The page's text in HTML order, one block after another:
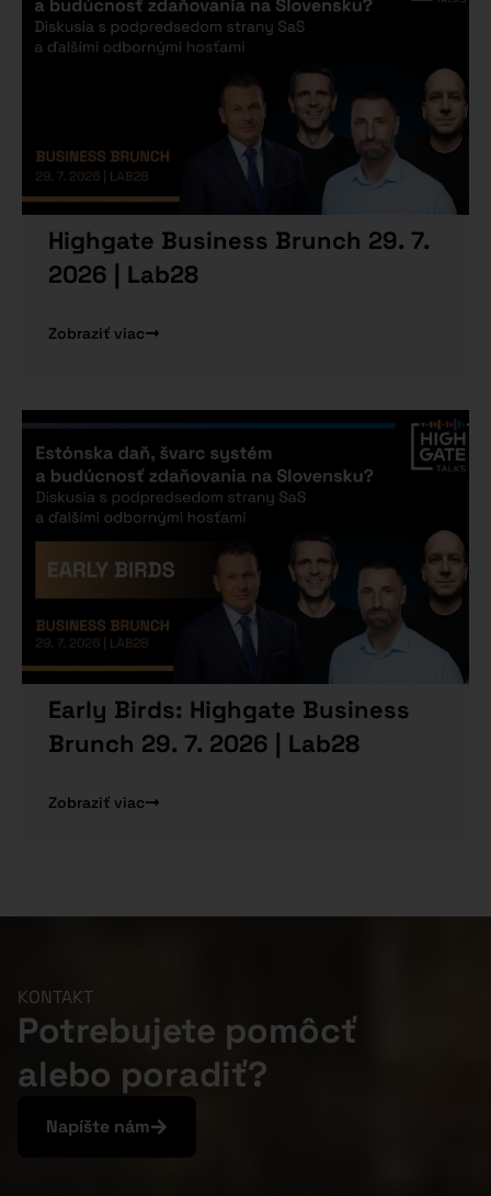
Highgate Business Brunch 29. 7.
2026 | Lab28
Zobraziť viac
Early Birds: Highgate Business
Brunch 29. 7. 2026 | Lab28
Zobraziť viac
KONTAKT
Potrebujete pomôcť
alebo poradiť?
Napíšte nám